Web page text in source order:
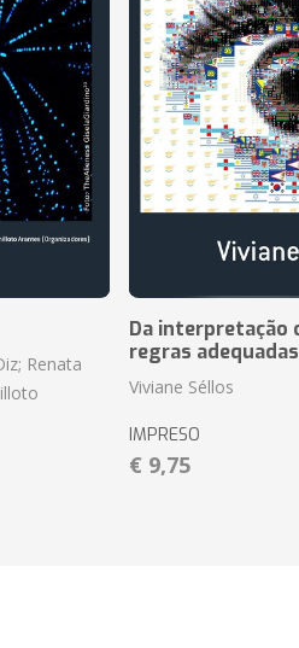
Renata
Da interpretação
regras
Viviane Séllos
IMPRESO
€ 9,75